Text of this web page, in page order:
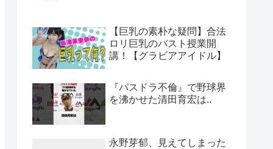
【巨乳の素朴な疑問】合法
ロリ巨乳のバスト授業開
講！【グラビアアイドル】
『パスドラ不倫』で野球界
を沸かせた清田育宏は..
永野芽郁、見えてしまった